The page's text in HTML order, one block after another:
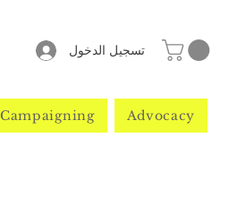
تسجيل الدخول
Campaigning Advocacy